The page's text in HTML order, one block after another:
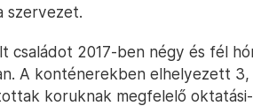
szervezet.
családot 2017-ben négy és fél
A konténerekben elhelyezett 3,
koruknak megfelelő